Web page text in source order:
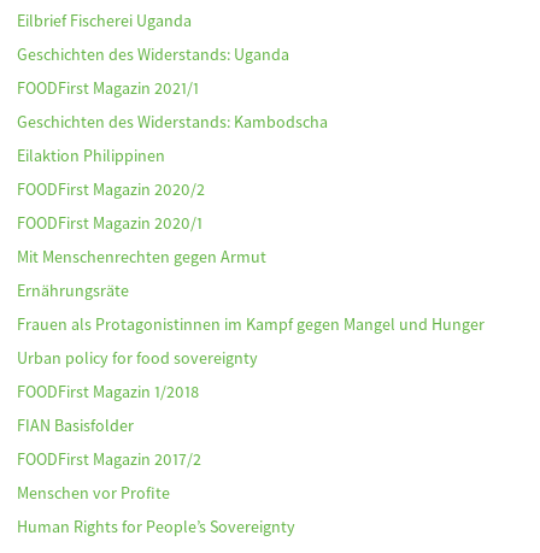
Eilbrief Fischerei Uganda
Geschichten des Widerstands: Uganda
FOODFirst Magazin 2021/1
Geschichten des Widerstands: Kambodscha
Eilaktion Philippinen
FOODFirst Magazin 2020/2
FOODFirst Magazin 2020/1
Mit Menschenrechten gegen Armut
Ernährungsräte
Frauen als Protagonistinnen im Kampf gegen Mangel und Hunger
Urban policy for food sovereignty
FOODFirst Magazin 1/2018
FIAN Basisfolder
FOODFirst Magazin 2017/2
Menschen vor Profite
Human Rights for People’s Sovereignty